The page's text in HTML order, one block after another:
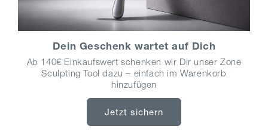
Dein Geschenk wartet auf Dich
Ab 140€ Einkaufswert schenken wir Dir unser Zone
Sculpting Tool dazu – einfach im Warenkorb
hinzufügen
Jetzt sichern